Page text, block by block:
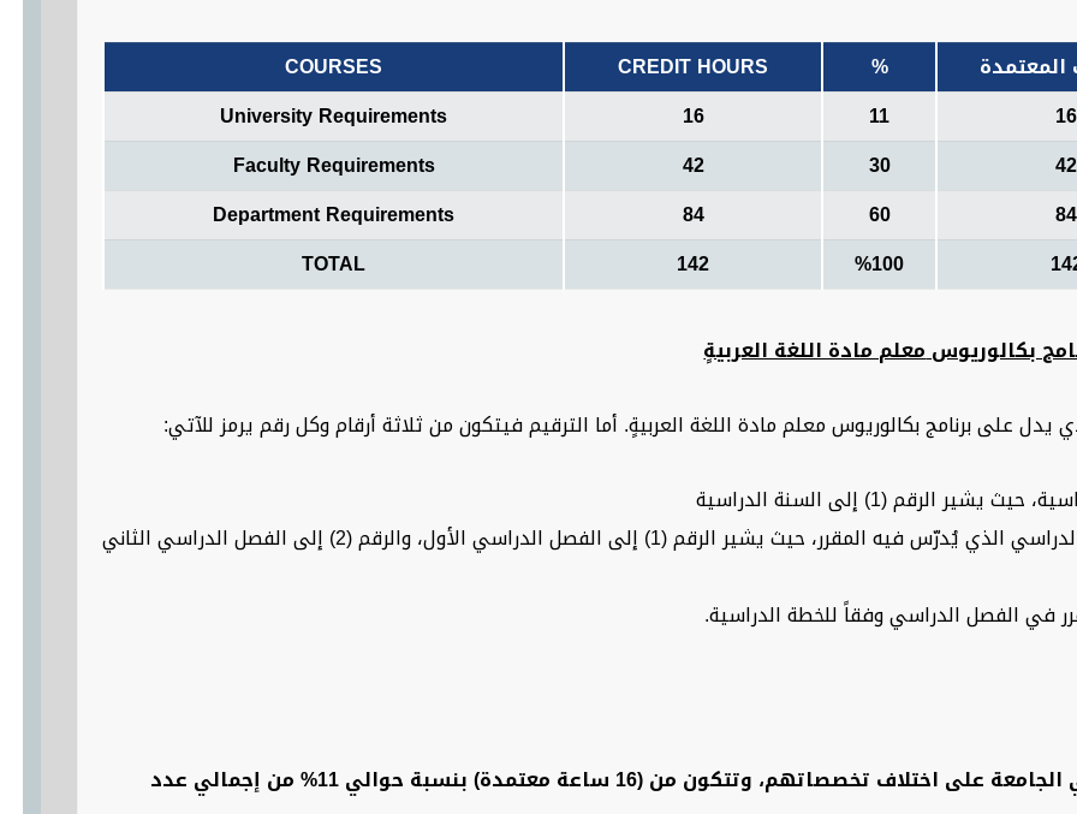
COURSES CREDIT HOURS % المعتمدة
University Requirements
16 11 16
Faculty Requirements
42 30 42
Department Requirements
84 60 84
TOTAL
142 %100
بكالوريوسمعلم مادة اللغة العربيةٍ
يدل على برنامج بكالوريوس معلم مادة اللغة العربيةٍ. أما الترقيم فيتكون من ثلاثة أرقام وكل رقم يرمز للآتي:
الرقم (1) إلى السنة الدراسية
يدل الرقم الثاني (خانة العشرات) على الفصل الدراسي الذي يُدرّس فيه المقرر، حيث يشير الرقم (1) إلى الفصل الدراسي الأول، والرقم (2) إلى الفصل الدراسي الثاني
في الفصل الدراسي وفقاً للخطة الدراسية.
وهي متطلبات إلزامية يدرسها جميع الطلاب في الجامعة على اختلاف تخصصاتهم، وتتكون من (16 ساعة معتمدة) بنسبة حوالي 11% من إجمالي عدد